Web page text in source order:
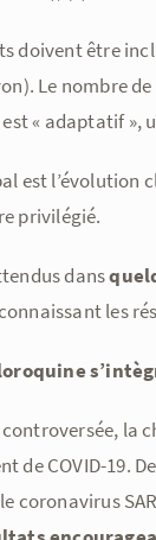
doivent être
Le nombre
est « adaptatif
est l’évolution
privilégié.
dans
les
la
de COVID-19.
coronavirus